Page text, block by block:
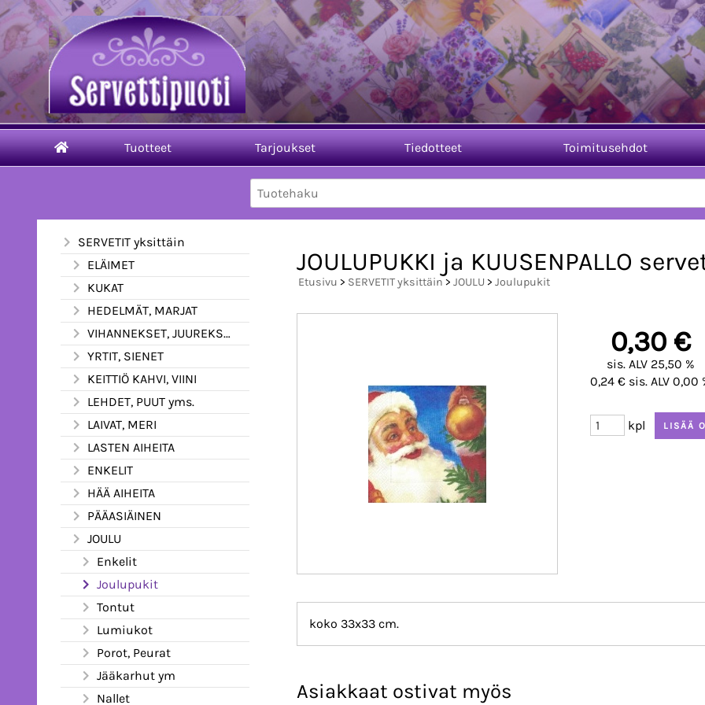
Tuotteet Tarjoukset Tiedotteet Toimitusehdot
SERVETIT yksittäin
ELÄIMET
KUKAT
HEDELMÄT, MARJAT
VIHANNEKSET, JUUREKSET
YRTIT, SIENET
KEITTIÖ KAHVI, VIINI
LEHDET, PUUT yms.
LAIVAT, MERI
LASTEN AIHEITA
ENKELIT
HÄÄ AIHEITA
PÄÄASIÄINEN
JOULU
Enkelit
Joulupukit
Tontut
Lumiukot
Porot, Peurat
Jääkarhut ym
Nallet
JOULUPUKKI ja KUUSENPALLO
Etusivu > SERVETIT yksittäin > JOULU > Joulupukit
0,30 €
sis. ALV 25,50 %
0,24 € sis. ALV 0,00
kpl
koko 33x33 cm.
Asiakkaat ostivat myös